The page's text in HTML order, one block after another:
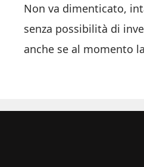
Non va dimenticato,
senza possibilità di
anche se al momento